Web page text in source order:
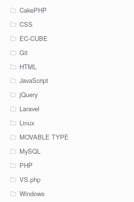
CakePHP
CSS
EC-CUBE
Git
HTML
JavaScript
jQuery
Laravel
Linux
MOVABLE TYPE
MySQL
PHP
VS.php
Windows